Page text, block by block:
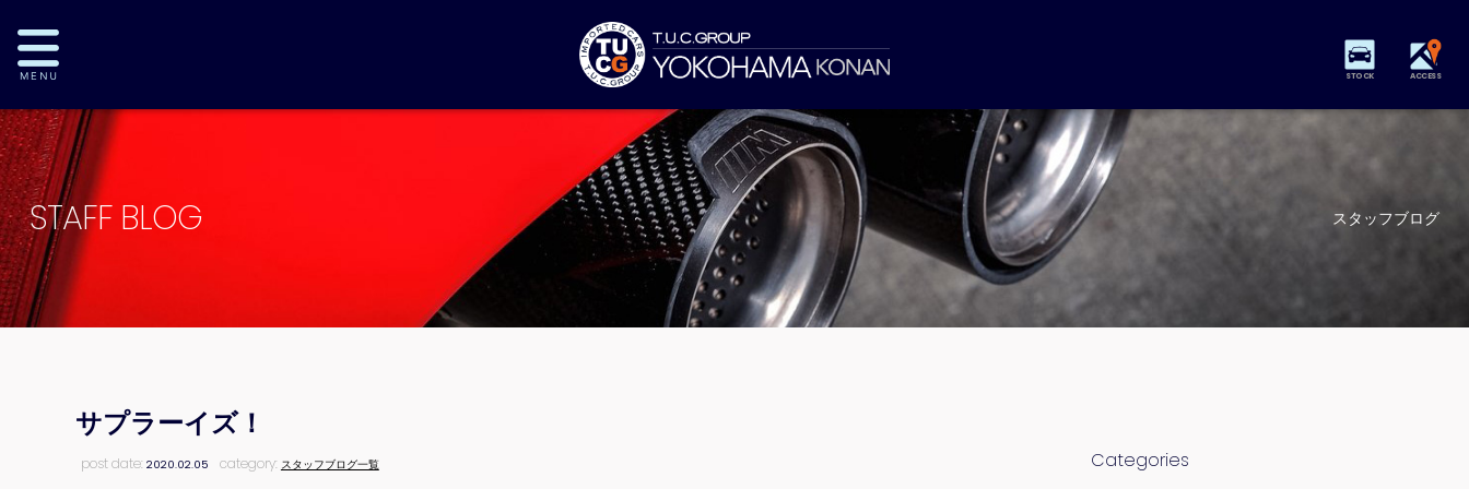
STOCK ACCESS
STAFF BLOG スタッフブログ
サプラーイズ！
post date:2020.02.05 category: スタッフブログ一覧 Categories